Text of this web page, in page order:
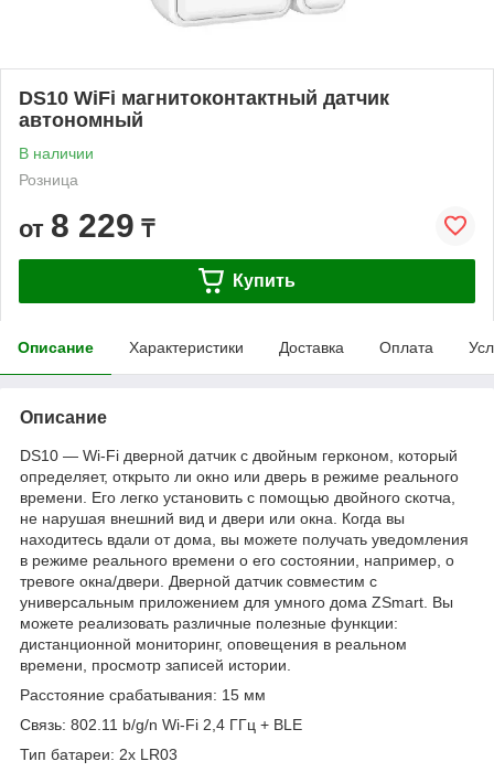
DS10 WiFi магнитоконтактный датчик
автономный
В наличии
Розница
от 8 229 ₸
Купить
Описание Характеристики Доставка Оплата
Описание
DS10 — Wi-Fi дверной датчик с двойным герконом, который
определяет, открыто ли окно или дверь в режиме реального
времени. Его легко установить с помощью двойного скотча,
не нарушая внешний вид и двери или окна. Когда вы
находитесь вдали от дома, вы можете получать уведомления
в режиме реального времени о его состоянии, например, о
тревоге окна/двери. Дверной датчик совместим с
универсальным приложением для умного дома ZSmart. Вы
можете реализовать различные полезные функции:
дистанционной мониторинг, оповещения в реальном
времени, просмотр записей истории.
Расстояние срабатывания: 15 мм
Связь: 802.11 b/g/n Wi-Fi 2,4 ГГц + BLE
Тип батареи: 2х LR03